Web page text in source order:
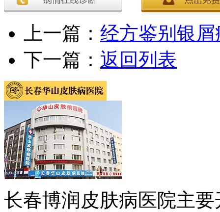
上一篇： 经方鉴别银屑
下一篇： 返回列表
长春博润皮肤病医院主